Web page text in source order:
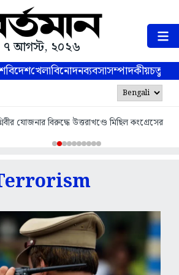
৭ আগস্ট, ২০২৬
বিদেশখেলাবিনোদনব্যবসাসম্পাদকীয়
কংগ্রেসের
জলপাইগুড়িতে আবাস
বেনিফিশিয়ারির অ্যাকাউন্টে